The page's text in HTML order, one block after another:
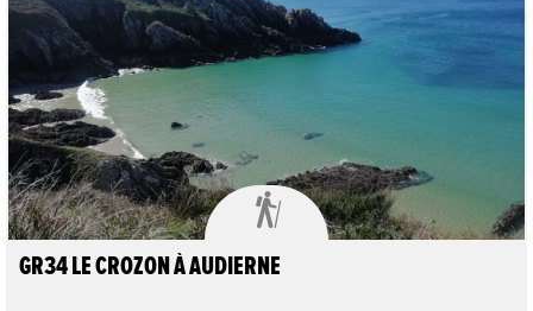

GR34 LE CROZON À AUDIERNE